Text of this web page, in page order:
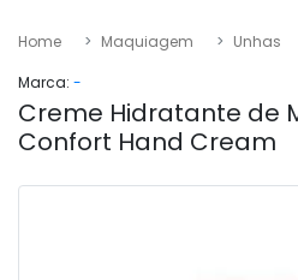
Home Maquiagem Unhas
Marca: -
Creme Hidratante de
Confort Hand Cream